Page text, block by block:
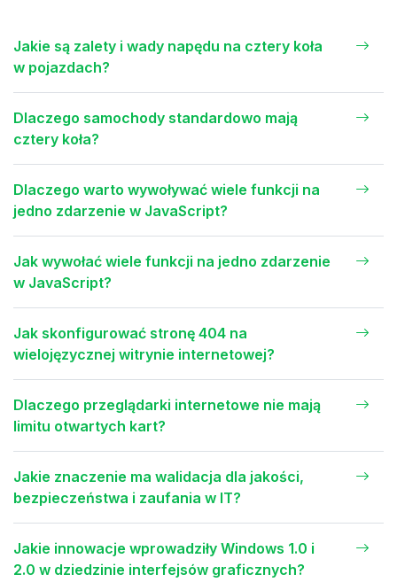
Jakie są zalety i wady napędu na cztery koła
w pojazdach?
Dlaczego samochody standardowo mają
cztery koła?
Dlaczego warto wywoływać wiele funkcji na
jedno zdarzenie w JavaScript?
Jak wywołać wiele funkcji na jedno zdarzenie
w JavaScript?
Jak skonfigurować stronę 404 na
wielojęzycznej witrynie internetowej?
Dlaczego przeglądarki internetowe nie mają
limitu otwartych kart?
Jakie znaczenie ma walidacja dla jakości,
bezpieczeństwa i zaufania w IT?
Jakie innowacje wprowadziły Windows 1.0 i
2.0 w dziedzinie interfejsów graficznych?